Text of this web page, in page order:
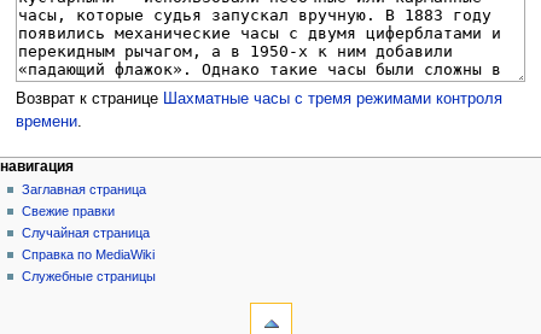
Возврат к странице
Шахматные часы с тремя режимами контроля
времени.
Н
а
в
и
действия на странице
статья
обсуждение
читать
просмотр
кода
персональные инструменты
создать
учётную
запись
войти
навигация
Заглавная страница
Свежие правки
Случайная страница
Справка по MediaWiki
Служебные страницы